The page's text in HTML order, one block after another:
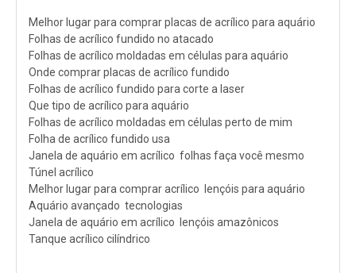
Melhor lugar para comprar placas de acrílico para aquário
Folhas de acrílico fundido no atacado
Folhas de acrílico moldadas em células para aquário
Onde comprar placas de acrílico fundido
Folhas de acrílico fundido para corte a laser
Que tipo de acrílico para aquário
Folhas de acrílico moldadas em células perto de mim
Folha de acrílico fundido usa
Janela de aquário em acrílico folhas faça você mesmo
Túnel acrílico
Melhor lugar para comprar acrílico lençóis para aquário
Aquário avançado tecnologias
Janela de aquário em acrílico lençóis amazônicos
Tanque acrílico cilíndrico